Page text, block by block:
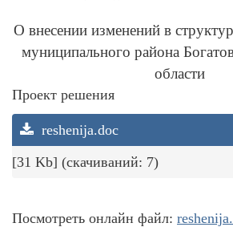
О внесении изменений в
муниципального района
области
Проект решения
reshenija.doc
[31 Kb] (cкачиваний: 7)
Посмотреть онлайн файл: